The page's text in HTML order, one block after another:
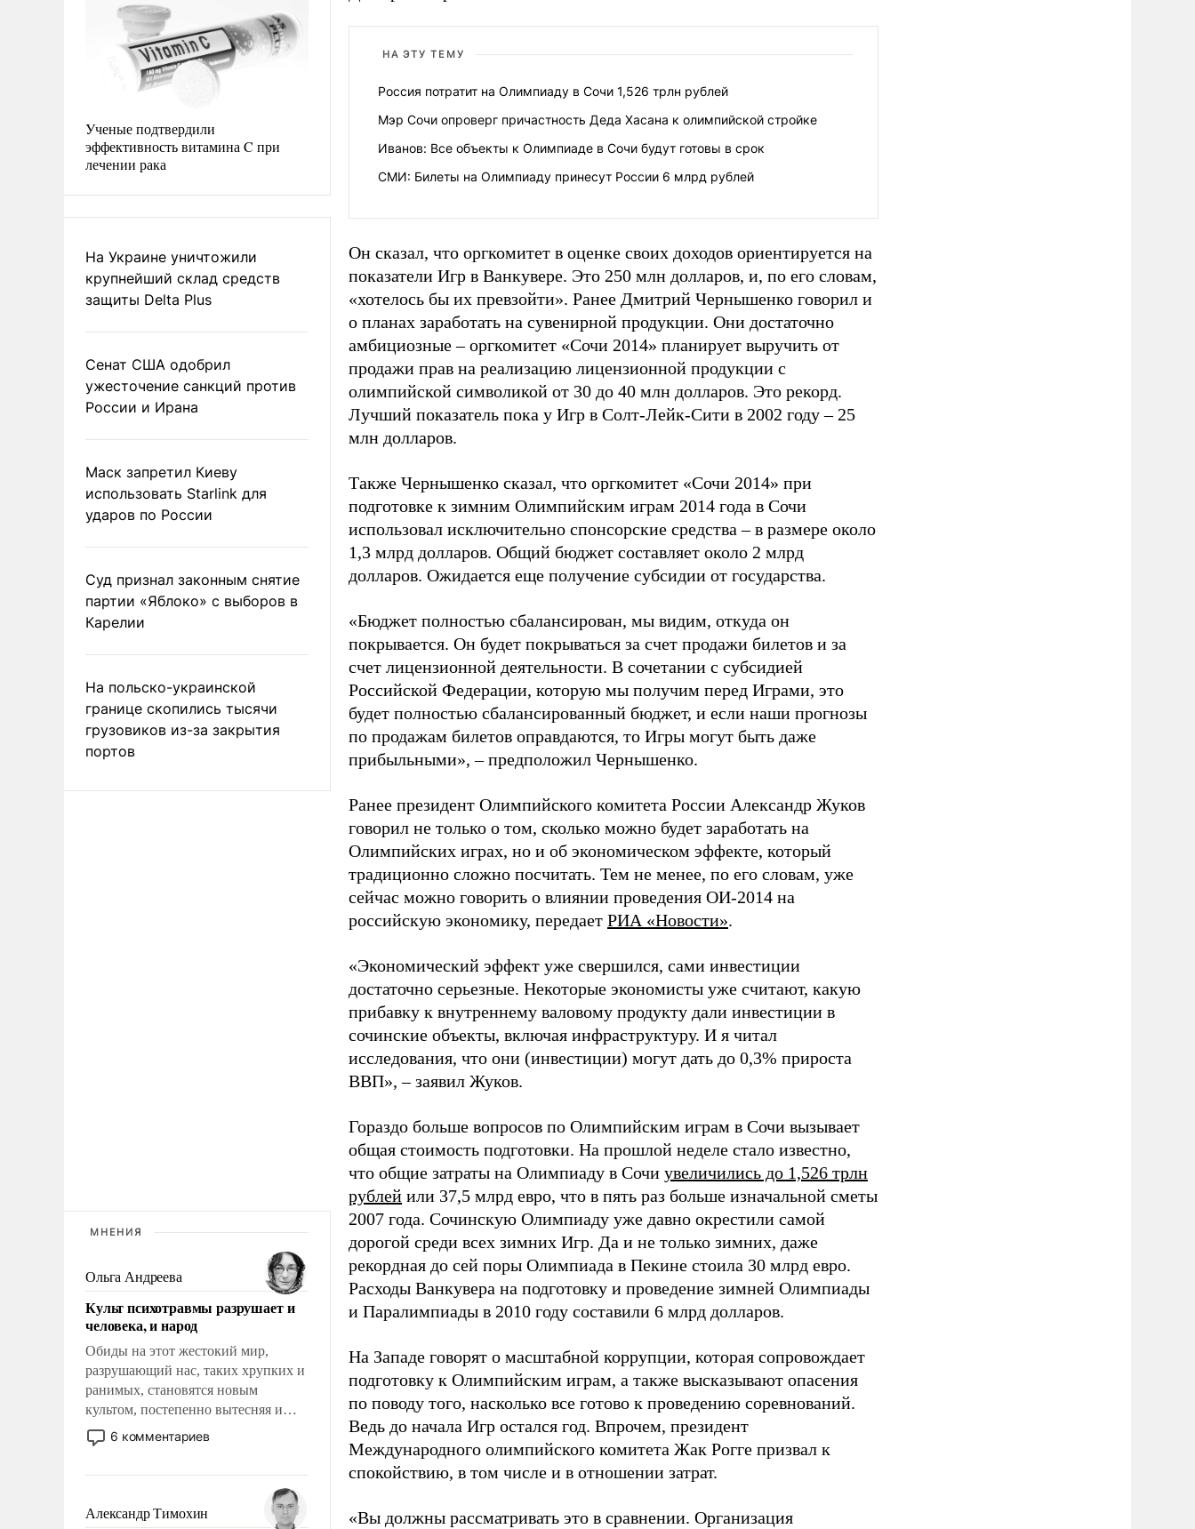
Ученые подтвердили
эффективность витамина C при
лечении рака
На Украине уничтожили
крупнейший склад средств
защиты Delta Plus
Сенат США одобрил
ужесточение санкций против
России и Ирана
Маск запретил Киеву
использовать Starlink для
ударов по России
Суд признал законным снятие
партии «Яблоко» с выборов в
Карелии
На польско-украинской
границе скопились тысячи
грузовиков из-за закрытия
портов
МНЕНИЯ
Ольга Андреева
Культ психотравмы разрушает и
человека, и народ
Обиды на этот жестокий мир,
разрушающий нас, таких хрупких и
ранимых, становятся новым
культом, постепенно вытесняя и
отменяя традиционное требование к
человеку – быть мужественным и
на себя ответственность, помогать
слабым, идти вперед и
6 комментариев
Александр Тимохин
НА ЭТУ ТЕМУ
Россия потратит на Олимпиаду в Сочи 1,526 трлн рублей
Мэр Сочи опроверг причастность Деда Хасана к олимпийской стройке
Иванов: Все объекты к Олимпиаде в Сочи будут готовы в срок
СМИ: Билеты на Олимпиаду принесут России 6 млрд рублей
Он сказал, что оргкомитет в оценке своих доходов ориентируется на
показатели Игр в Ванкувере. Это 250 млн долларов, и, по его словам,
«хотелось бы их превзойти». Ранее Дмитрий Чернышенко говорил и
о планах заработать на сувенирной продукции. Они достаточно
амбициозные – оргкомитет «Сочи 2014» планирует выручить от
продажи прав на реализацию лицензионной продукции с
олимпийской символикой от 30 до 40 млн долларов. Это рекорд.
Лучший показатель пока у Игр в Солт-Лейк-Сити в 2002 году – 25
млн долларов.
Также Чернышенко сказал, что оргкомитет «Сочи 2014» при
подготовке к зимним Олимпийским играм 2014 года в Сочи
использовал исключительно спонсорские средства – в размере около
1,3 млрд долларов. Общий бюджет составляет около 2 млрд
долларов. Ожидается еще получение субсидии от государства.
«Бюджет полностью сбалансирован, мы видим, откуда он
покрывается. Он будет покрываться за счет продажи билетов и за
счет лицензионной деятельности. В сочетании с субсидией
Российской Федерации, которую мы получим перед Играми, это
будет полностью сбалансированный бюджет, и если наши прогнозы
по продажам билетов оправдаются, то Игры могут быть даже
прибыльными», – предположил Чернышенко.
Ранее президент Олимпийского комитета России Александр Жуков
говорил не только о том, сколько можно будет заработать на
Олимпийских играх, но и об экономическом эффекте, который
традиционно сложно посчитать. Тем не менее, по его словам, уже
сейчас можно говорить о влиянии проведения ОИ-2014 на
российскую экономику, передает РИА «Новости».
«Экономический эффект уже свершился, сами инвестиции
достаточно серьезные. Некоторые экономисты уже считают, какую
прибавку к внутреннему валовому продукту дали инвестиции в
сочинские объекты, включая инфраструктуру. И я читал
исследования, что они (инвестиции) могут дать до 0,3% прироста
ВВП», – заявил Жуков.
Гораздо больше вопросов по Олимпийским играм в Сочи вызывает
общая стоимость подготовки. На прошлой неделе стало известно,
что общие затраты на Олимпиаду в Сочи увеличились до 1,526 трлн
рублей или 37,5 млрд евро, что в пять раз больше изначальной сметы
2007 года. Сочинскую Олимпиаду уже давно окрестили самой
дорогой среди всех зимних Игр. Да и не только зимних, даже
рекордная до сей поры Олимпиада в Пекине стоила 30 млрд евро.
Расходы Ванкувера на подготовку и проведение зимней Олимпиады
и Паралимпиады в 2010 году составили 6 млрд долларов.
На Западе говорят о масштабной коррупции, которая сопровождает
подготовку к Олимпийским играм, а также высказывают опасения
по поводу того, насколько все готово к проведению соревнований.
Ведь до начала Игр остался год. Впрочем, президент
Международного олимпийского комитета Жак Рогге призвал к
спокойствию, в том числе и в отношении затрат.
«Вы должны рассматривать это в сравнении. Организация